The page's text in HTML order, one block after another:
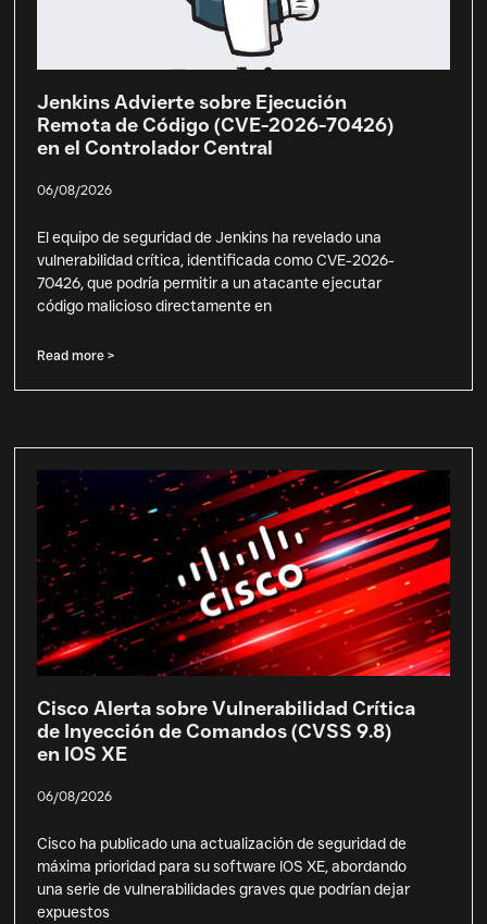
Jenkins Advierte sobre Ejecución
Remota de Código (CVE-2026-70426)
en el Controlador Central
06/08/2026
El equipo de seguridad de Jenkins ha revelado una
vulnerabilidad crítica, identificada como CVE-2026-
70426, que podría permitir a un atacante ejecutar
código malicioso directamente en
Read more >
Cisco Alerta sobre Vulnerabilidad Crítica
de Inyección de Comandos (CVSS 9.8)
en IOS XE
06/08/2026
Cisco ha publicado una actualización de seguridad de
máxima prioridad para su software IOS XE, abordando
una serie de vulnerabilidades graves que podrían dejar
expuestos